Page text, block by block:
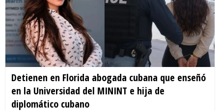
Detienen en Florida abogada cubana que enseñó
en la Universidad del MININT e hija de
diplomático cubano